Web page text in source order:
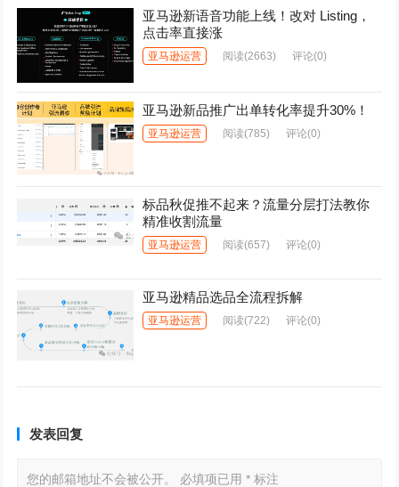
亚马逊新语音功能上线！改对 Listing，
点击率直接涨
亚马逊运营 阅读(2663) 评论(0)
亚马逊新品推广出单转化率提升30%！
亚马逊运营 阅读(785) 评论(0)
标品秋促推不起来？流量分层打法教你
精准收割流量
亚马逊运营 阅读(657) 评论(0)
亚马逊精品选品全流程拆解
亚马逊运营 阅读(722) 评论(0)
发表回复
您的邮箱地址不会被公开。 必填项已用* 标注